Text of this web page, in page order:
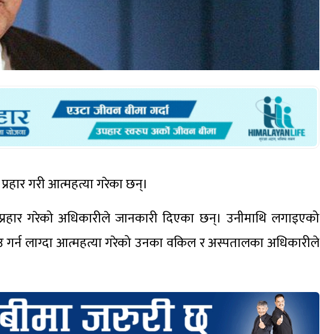
गरी आत्महत्या गरेका छन्।
गरेको अधिकारीले जानकारी दिएका छन्। उनीमाथि लगाइएको
गर्न लाग्दा आत्महत्या गरेको उनका वकिल र अस्पतालका अधिकारीले